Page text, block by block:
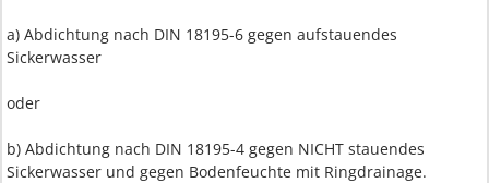
a) Abdichtung nach DIN 18195-6 gegen aufstauendes
Sickerwasser
oder
b) Abdichtung nach DIN 18195-4 gegen NICHT stauendes
Sickerwasser und gegen Bodenfeuchte mit Ringdrainage.